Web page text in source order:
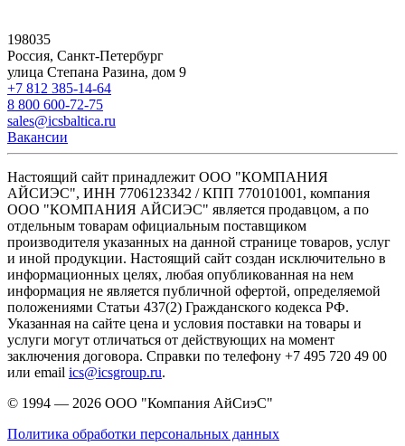
198035
Россия, Санкт-Петербург
улица Степана Разина, дом 9
+7 812 385-14-64
8 800 600-72-75
sales@icsbaltica.ru
Вакансии
Настоящий сайт принадлежит ООО "КОМПАНИЯ
АЙСИЭС", ИНН 7706123342 / КПП 770101001, компания
ООО "КОМПАНИЯ АЙСИЭС" является продавцом, а по
отдельным товарам официальным поставщиком
производителя указанных на данной странице товаров, услуг
и иной продукции. Настоящий сайт создан исключительно в
информационных целях, любая опубликованная на нем
информация не является публичной офертой, определяемой
положениями Статьи 437(2) Гражданского кодекса РФ.
Указанная на сайте цена и условия поставки на товары и
услуги могут отличаться от действующих на момент
заключения договора. Справки по телефону +7 495 720 49 00
или email ics@icsgroup.ru.
© 1994 — 2026 ООО "Компания АйСиэС"
Политика обработки персональных данных